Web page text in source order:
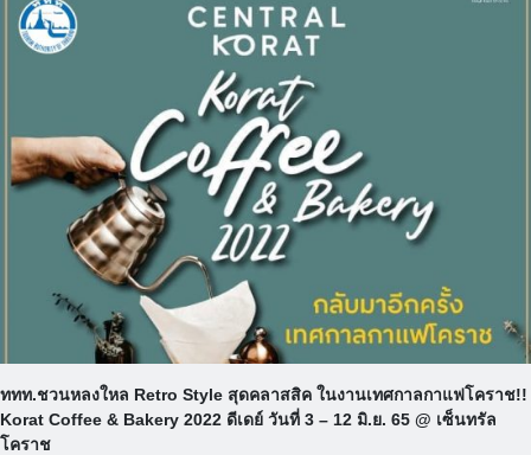
ททท.ชวนหลงใหล Retro Style สุดคลาสสิค ในงานเทศกาลกาแฟโคราช!!
Korat Coffee & Bakery 2022 ดีเดย์ วันที่ 3 – 12 มิ.ย. 65 @ เซ็นทรัล
โคราช